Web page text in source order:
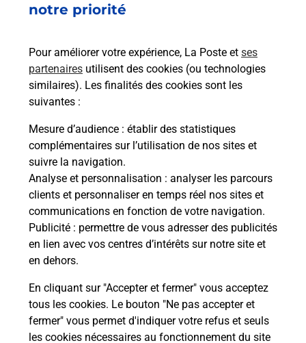
notre priorité
Pour améliorer votre expérience, La Poste et ses
partenaires utilisent des cookies (ou technologies
similaires). Les finalités des cookies sont les
suivantes :
Mesure d’audience : établir des statistiques
complémentaires sur l’utilisation de nos sites et
suivre la navigation.
Analyse et personnalisation : analyser les parcours
clients et personnaliser en temps réel nos sites et
communications en fonction de votre navigation.
Publicité : permettre de vous adresser des publicités
en lien avec vos centres d’intérêts sur notre site et
en dehors.
En cliquant sur "Accepter et fermer" vous acceptez
tous les cookies. Le bouton "Ne pas accepter et
fermer" vous permet d'indiquer votre refus et seuls
les cookies nécessaires au fonctionnement du site
Acheter un iPhone neuf ou reconditionné
Vous recherchez un smartphone pas cher proche
de chez vous ? Découvrez notre offre de
téléphones iPhone Apple dans vos bureaux de
Poste à SOTTA (20146) !
En savoir plus
Questions fréquemment posées